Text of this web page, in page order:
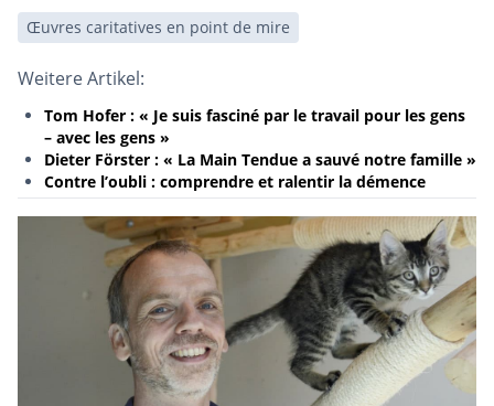
Œuvres caritatives en point de mire
Weitere Artikel:
Tom Hofer : « Je suis fasciné par le travail pour les gens
– avec les gens »
Dieter Förster : « La Main Tendue a sauvé notre famille »
Contre l’oubli : comprendre et ralentir la démence